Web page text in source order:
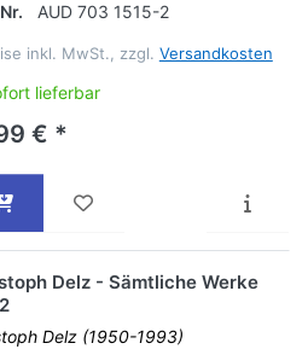
AUD 703 1515-2
inkl. MwSt., zzgl. Versandkosten
lieferbar
€ *
Delz - Sämtliche Werke
Delz (1950-1993)